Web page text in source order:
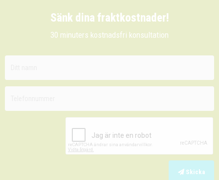
Sänk dina fraktkostnader!
30 minuters kostnadsfri konsultation
Skicka